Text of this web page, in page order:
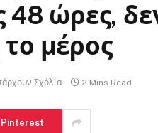
48 ώρες,
μέρος
Σχόλια 2 Mins Read
Pinterest